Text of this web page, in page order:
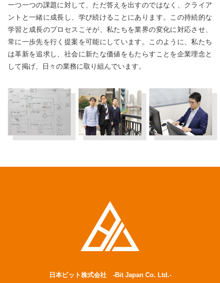
一つ一つの課題に対して、ただ答えを出すのではなく、クライア
ントと一緒に成長し、学び続けることにあります。この持続的な
学習と成長のプロセスこそが、私たちを業界の変化に対応させ、
常に一歩先を行く提案を可能にしています。このように、私たち
は革新を追求し、社会に新たな価値をもたらすことを企業理念と
して掲げ、日々の業務に取り組んでいます。
日本ビット株式会社 -Bit Japan Co. Ltd.-